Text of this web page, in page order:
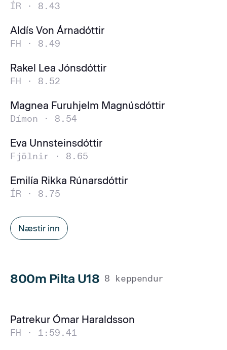
ÍR · 8.43
Aldís Von Árnadóttir
FH · 8.49
Rakel Lea Jónsdóttir
FH · 8.52
Magnea Furuhjelm Magnúsdóttir
Dímon · 8.54
Eva Unnsteinsdóttir
Fjölnir · 8.65
Emilía Rikka Rúnarsdóttir
ÍR · 8.75
Næstir inn
800m Pilta U18 8 keppendur
Patrekur Ómar Haraldsson
FH · 1:59.41